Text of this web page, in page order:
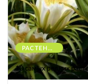
РАСТЕНИЯ
10 самых редких